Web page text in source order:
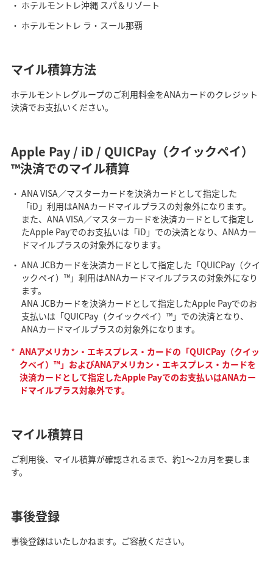
ホテルモントレ沖縄 スパ＆リゾート
ホテルモントレ ラ・スール那覇
マイル積算方法
ホテルモントレグループのご利用料金をANAカードのクレジット
決済でお支払いください。
Apple Pay / iD / QUICPay（クイックペイ）
™決済でのマイル積算
ANA VISA／マスターカードを決済カードとして指定した
「iD」利用はANAカードマイルプラスの対象外になります。
また、ANA VISA／マスターカードを決済カードとして指定し
たApple Payでのお支払いは「iD」での決済となり、ANAカー
ドマイルプラスの対象外になります。
ANA JCBカードを決済カードとして指定した「QUICPay（クイ
ックペイ）™」利用はANAカードマイルプラスの対象外になり
ます。
ANA JCBカードを決済カードとして指定したApple Payでのお
支払いは「QUICPay（クイックペイ）™」での決済となり、
ANAカードマイルプラスの対象外になります。
* ANAアメリカン・エキスプレス・カードの「QUICPay（クイッ
クペイ）™」およびANAアメリカン・エキスプレス・カードを
決済カードとして指定したApple Payでのお支払いはANAカー
ドマイルプラス対象外です。
マイル積算日
ご利用後、マイル積算が確認されるまで、約1～2カ月を要しま
す。
事後登録
事後登録はいたしかねます。ご容赦ください。